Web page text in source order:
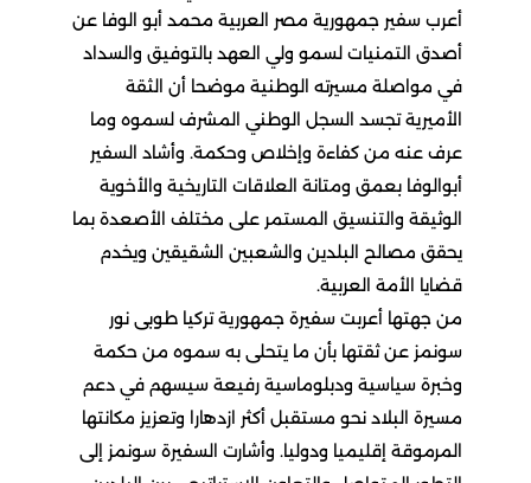
أعرب سفير جمهورية مصر العربية محمد أبو الوفا عن
أصدق التمنيات لسمو ولي العهد بالتوفيق والسداد
في مواصلة مسيرته الوطنية موضحا أن الثقة
الأميرية تجسد السجل الوطني المشرف لسموه وما
عرف عنه من كفاءة وإخلاص وحكمة. وأشاد السفير
أبوالوفا بعمق ومتانة العلاقات التاريخية والأخوية
الوثيقة والتنسيق المستمر على مختلف الأصعدة بما
يحقق مصالح البلدين والشعبين الشقيقين ويخدم
قضايا الأمة العربية.
من جهتها أعربت سفيرة جمهورية تركيا طوبى نور
سونمز عن ثقتها بأن ما يتحلى به سموه من حكمة
وخبرة سياسية ودبلوماسية رفيعة سيسهم في دعم
مسيرة البلاد نحو مستقبل أكثر ازدهارا وتعزيز مكانتها
المرموقة إقليميا ودوليا. وأشارت السفيرة سونمز إلى